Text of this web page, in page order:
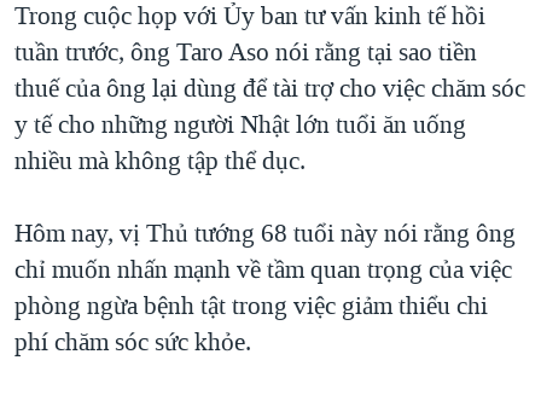
tới
"Tìm"
VẠCH TRẦN TIN GIẢ
NGƯỜI VIỆT HẢI NGOẠI
ĐỜI SỐNG
SỨC KHOẺ
VĂN HOÁ
THỂ THAO
CHIẾN TRANH THƯƠNG MẠI CỦA MỸ: QUÁ KHỨ VÀ HIỆN
TẠI
HÀNH TRÌNH BẦU CỬ 2024
MỘT NĂM CHIẾN TRANH TẠI DẢI GAZA
GIẢI MÃ VÀNH ĐAI & CON ĐƯỜNG
TRỊNH VĨNH BÌNH - NGƯỜI HẠ 'BÊN THẮNG CUỘC'
GROUND ZERO – XƯA VÀ NAY
CHI PHÍ CHIẾN TRANH AFGHANISTAN
HỌC TIẾNG ANH
VIDEO
NGHE
MẠNG XÃ HỘI
Ngôn ngữ khác
Trong cuộc họp với Ủy ban tư vấn kinh tế hồi
tuần trước, ông Taro Aso nói rằng tại sao tiền
thuế của ông lại dùng để tài trợ cho việc chăm sóc
y tế cho những người Nhật lớn tuổi ăn uống
nhiều mà không tập thể dục.
Hôm nay, vị Thủ tướng 68 tuổi này nói rằng ông
chỉ muốn nhấn mạnh về tầm quan trọng của việc
phòng ngừa bệnh tật trong việc giảm thiểu chi
phí chăm sóc sức khỏe.